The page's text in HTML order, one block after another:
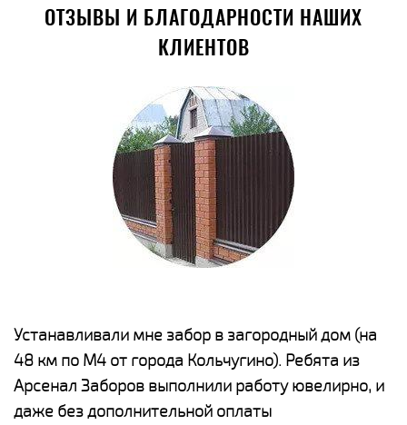
ОТЗЫВЫ И БЛАГОДАРНОСТИ НАШИХ
КЛИЕНТОВ
Устанавливали мне забор в загородный дом (на
48 км по М4 от города Кольчугино). Ребята из
Арсенал Заборов выполнили работу ювелирно, и
даже без дополнительной оплаты